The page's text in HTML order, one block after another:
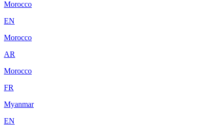
Morocco
EN
Morocco
AR
Morocco
FR
Myanmar
EN